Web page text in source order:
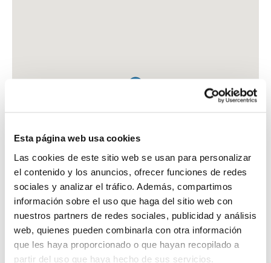
Esta página web usa cookies
Las cookies de este sitio web se usan para personalizar
el contenido y los anuncios, ofrecer funciones de redes
sociales y analizar el tráfico. Además, compartimos
información sobre el uso que haga del sitio web con
nuestros partners de redes sociales, publicidad y análisis
web, quienes pueden combinarla con otra información
que les haya proporcionado o que hayan recopilado a
partir del uso que haya hecho de sus servicios.
FARMACIA MARTINEZ RAPOSO, MARTA